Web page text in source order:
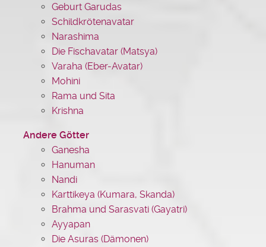
Geburt Garudas
Schildkrötenavatar
Narashima
Die Fischavatar (Matsya)
Varaha (Eber-Avatar)
Mohini
Rama und Sita
Krishna
Andere Götter
Ganesha
Hanuman
Nandi
Karttikeya (Kumara, Skanda)
Brahma und Sarasvati (Gayatri)
Ayyapan
Die Asuras (Dämonen)